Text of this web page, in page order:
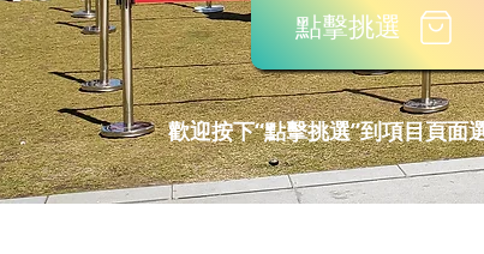
點擊挑選
歡迎按下“點擊挑選”到項目頁面